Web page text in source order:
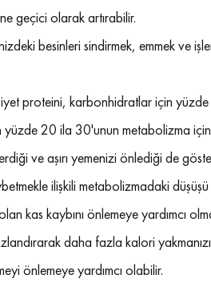
geçici olarak artırabilir.
besinleri sindirmek, emmek ve
proteini, karbonhidratlar için
20 ila 30'unun metabolizma için
ve aşırı yemenizi önlediği de
ilişkili metabolizmadaki
kas kaybını önlemeye yardımcı
daha fazla kalori
önlemeye yardımcı olabilir.